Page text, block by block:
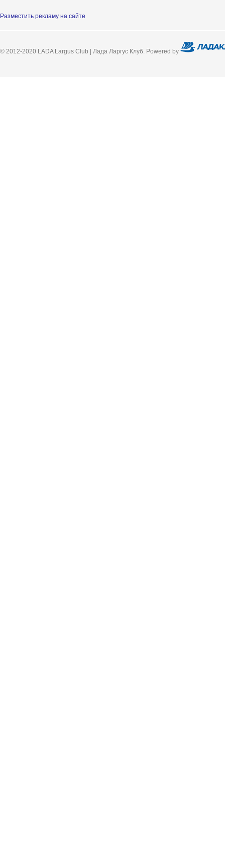
Разместить рекламу на сайте
© 2012-2020 LADA Largus Club | Лада Ларгус Клуб. Powered by